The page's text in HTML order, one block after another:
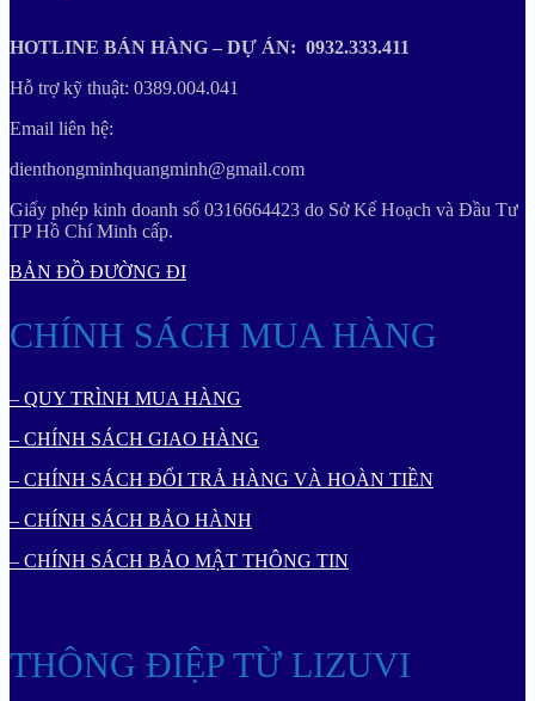
HOTLINE BÁN HÀNG – DỰ ÁN: 0932.333.411
Hỗ trợ kỹ thuật: 0389.004.041
Email liên hệ:
dienthongminhquangminh@gmail.com
Giấy phép kinh doanh số 0316664423 do Sở Kế Hoạch và Đầu Tư
TP Hồ Chí Minh cấp.
BẢN ĐỒ ĐƯỜNG ĐI
CHÍNH SÁCH MUA HÀNG
– QUY TRÌNH MUA HÀNG
– CHÍNH SÁCH GIAO HÀNG
– CHÍNH SÁCH ĐỔI TRẢ HÀNG VÀ HOÀN TIỀN
– CHÍNH SÁCH BẢO HÀNH
– CHÍNH SÁCH BẢO MẬT THÔNG TIN
THÔNG ĐIỆP TỪ LIZUVI